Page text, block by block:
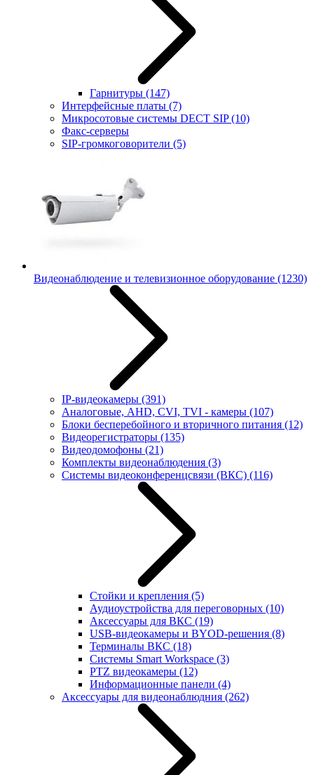
Гарнитуры (147)
Интерфейсные платы (7)
Микросотовые системы DECT SIP(10)
Факс-серверы
SIP-громкоговорители (5)
Видеонаблюдение и телевизионное оборудование (1230)
IP-видеокамеры (391)
Аналоговые, AHD, CVI, TVI - камеры (107)
Блоки бесперебойного и вторичного питания (12)
Видеорегистраторы (135)
Видеодомофоны (21)
Комплекты видеонаблюдения (3)
Системы видеоконференцсвязи (ВКС) (116)
Стойки и крепления (5)
Аудиоустройства для переговорных (10)
Аксессуары для ВКС (19)
USB-видеокамеры и BYOD-решения (8)
Терминалы ВКС (18)
Системы Smart Workspace (3)
PTZ видеокамеры (12)
Информационные панели (4)
Аксессуары для видеонаблюдния (262)